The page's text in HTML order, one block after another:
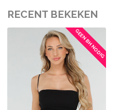
RECENT BEKEKEN
GEEN BH NODIG